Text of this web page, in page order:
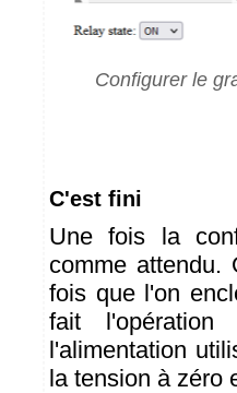
Configurer le
C'est fini
Une fois la
comme
fois que l'on
fait l'opération
l'alimentation
la tension à zéro